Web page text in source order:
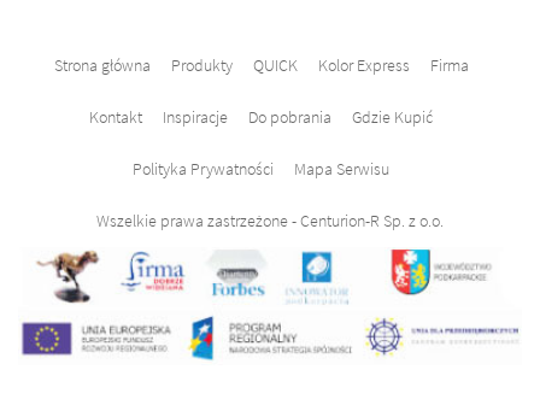
Strona główna Produkty QUICK Kolor Express Firma
Kontakt Inspiracje Do pobrania Gdzie Kupić
Polityka Prywatności Mapa Serwisu
Wszelkie prawa zastrzeżone - Centurion-R Sp. z o.o.